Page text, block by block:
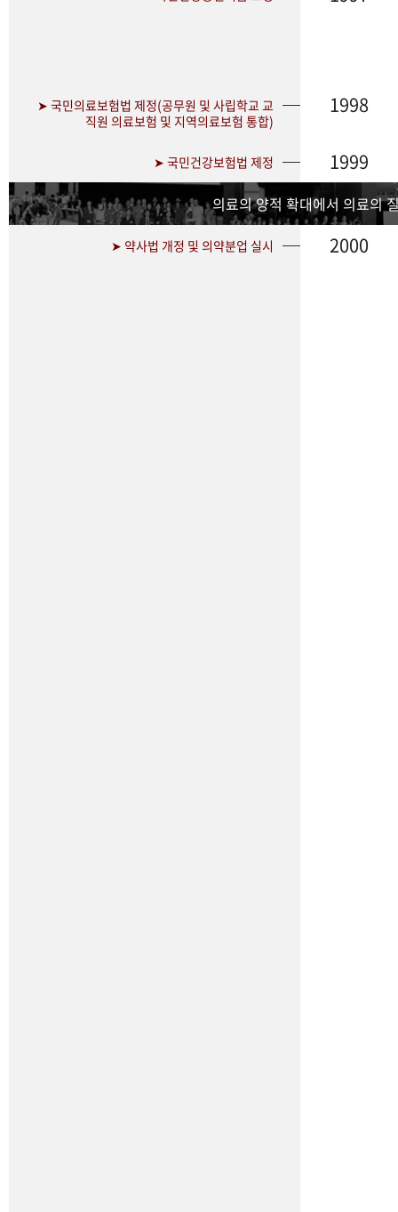
➤ 국민의료보험법 제정(공무원 및 사립학교 교
직원 의료보험 및 지역의료보험 통합)
1998
➤ 국민건강보험법 제정 1999
의료의 양적 확대에서 의료의
➤ 약사법 개정 및 의약분업 실시 2000